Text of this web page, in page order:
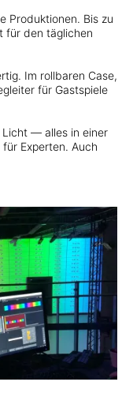
Produktionen. Bis zu
für den täglichen
Im rollbaren Case,
für Gastspiele
Licht — alles in einer
Experten. Auch